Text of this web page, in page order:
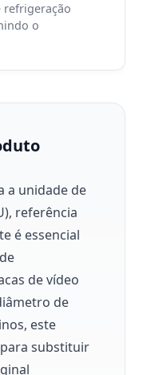
refrigeração
o
a unidade de
referência
é essencial
de vídeo
de
este
substituir